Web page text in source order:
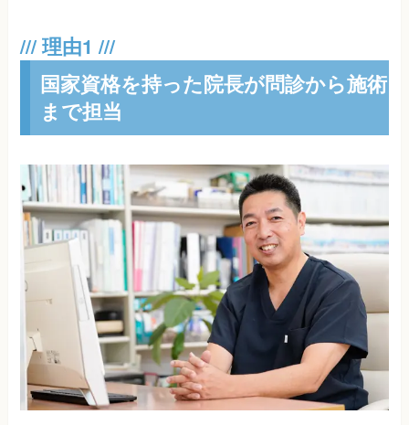
国家資格を持った院長が問診から施術
まで担当